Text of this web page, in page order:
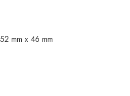
mm x 46 mm